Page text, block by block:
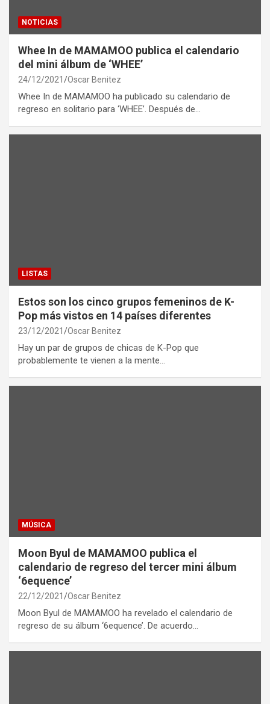
NOTICIAS
Whee In de MAMAMOO publica el calendario
del mini álbum de ‘WHEE’
24/12/2021 Oscar Benitez
Whee In de MAMAMOO ha publicado su calendario de
regreso en solitario para ‘WHEE’. Después de…
LISTAS
Estos son los cinco grupos femeninos de K-
Pop más vistos en 14 países diferentes
23/12/2021 Oscar Benitez
Hay un par de grupos de chicas de K-Pop que
probablemente te vienen a la mente…
MÚSICA
Moon Byul de MAMAMOO publica el
calendario de regreso del tercer mini álbum
‘6equence’
22/12/2021 Oscar Benitez
Moon Byul de MAMAMOO ha revelado el calendario de
regreso de su álbum ‘6equence’. De acuerdo…